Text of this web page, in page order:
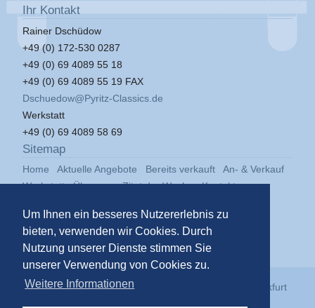
Um Ihnen ein besseres Nutzererlebnis zu
bieten, verwenden wir Cookies. Durch
Nutzung unserer Dienste stimmen Sie
unserer Verwendung von Cookies zu.
Weitere Informationen
Ihr Kontakt
Rainer Dschüdow
+49 (0) 172-530 0287
+49 (0) 69 4089 55 18
+49 (0) 69 4089 55 19 FAX
Dschuedow@Pyritz-Classics.de
Werkstatt
+49 (0) 69 4089 58 69
Sitemap
Home Aktuelle Angebote Bereits verkauft
An- & Verkauf
Werkstatt
Über uns Zitat der Woche
Kontakt
© 2026Pyritz Classics GmbH Klassikstadt Frankfurt